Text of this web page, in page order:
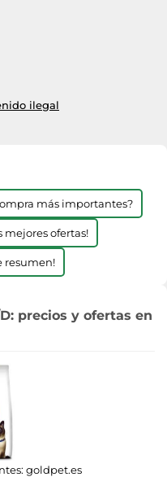
ilegal
más importantes?
mejores ofertas!
resumen!
precios y ofertas en
goldpet.es